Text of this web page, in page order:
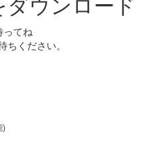
ちください。
)